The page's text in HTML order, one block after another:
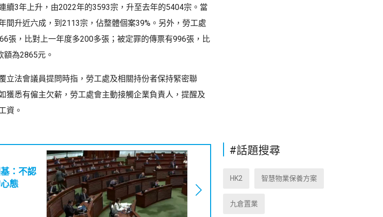
續3年上升，由2022年的3593宗，升至去年的5404宗。當
間升近六成，到2113宗，佔整體個案39%。另外，勞工處
張，比對上一年度多200多張；被定罪的傳票有996張，比
為2865元。
立法會議員提問時指，勞工處及相關持份者保持緊密聯
獲悉有僱主欠薪，勞工處會主動接觸企業負責人，提醒及
資。
：不認
態
#話題搜尋
HK2 智慧物業保養方案
九倉置業